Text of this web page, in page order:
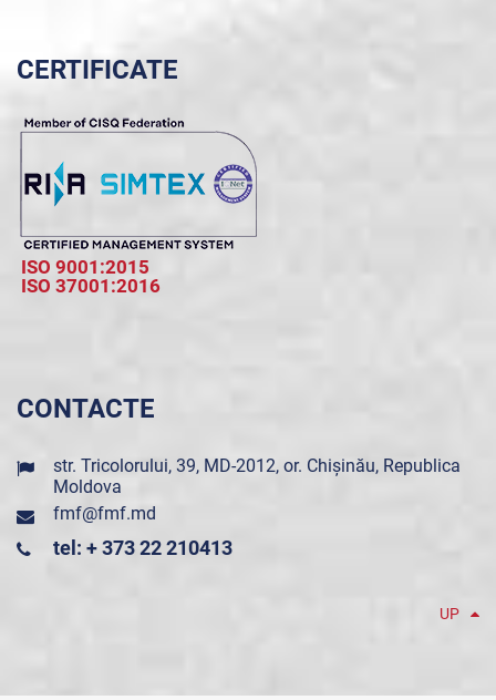
CERTIFICATE
ISO 9001:2015
ISO 37001:2016
CONTACTE
str. Tricolorului, 39, MD-2012, or. Chișinău, Republica
Moldova
fmf@fmf.md
tel: + 373 22 210413
UP